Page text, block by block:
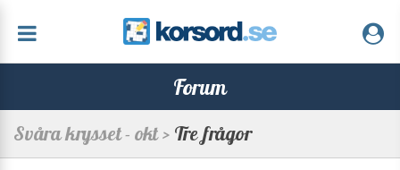
Forum
Svåra krysset - okt >Tre frågor